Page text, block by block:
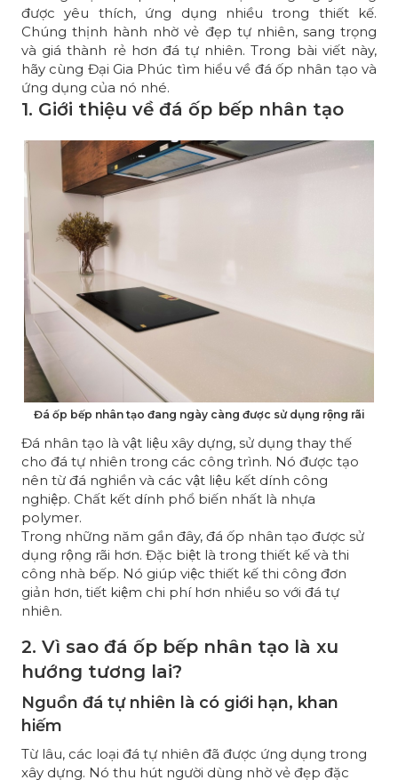
được yêu thích, ứng dụng nhiều trong thiết kế.
Chúng thịnh hành nhờ vẻ đẹp tự nhiên, sang trọng
và giá thành rẻ hơn đá tự nhiên. Trong bài viết này,
hãy cùng Đại Gia Phúc tìm hiểu về đá ốp nhân tạo và
ứng dụng của nó nhé.
1. Giới thiệu về đá ốp bếp nhân tạo
Đá ốp bếp nhân tạo đang ngày càng được sử dụng rộng rãi
Đá nhân tạo là vật liệu xây dựng, sử dụng thay thế
cho đá tự nhiên trong các công trình. Nó được tạo
nên từ đá nghiền và các vật liệu kết dính công
nghiệp. Chất kết dính phổ biến nhất là nhựa
polymer.
Trong những năm gần đây, đá ốp nhân tạo được sử
dụng rộng rãi hơn. Đặc biệt là trong thiết kế và thi
công nhà bếp. Nó giúp việc thiết kế thi công đơn
giản hơn, tiết kiệm chi phí hơn nhiều so với đá tự
nhiên.
2. Vì sao đá ốp bếp nhân tạo là xu
hướng tương lai?
Nguồn đá tự nhiên là có giới hạn, khan
hiếm
Từ lâu, các loại đá tự nhiên đã được ứng dụng trong
xây dựng. Nó thu hút người dùng nhờ vẻ đẹp đặc